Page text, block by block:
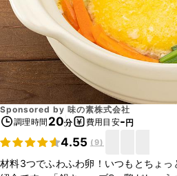
Sponsored by 味の素株式会社
調理時間 20分 費用目安-円
4.55 (9)
材料3つでふわふわ卵！いつもとちょ